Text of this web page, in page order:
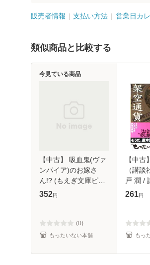
販売者情報 支払い方法 営業日カ
類似商品と比較する
【中古】 吸血鬼(ヴァ
ンパイア)のお嫁さ
ん!? (もえぎ文庫ピュ
アリー) / 加納邑 / 学
352円
(0)
もったいない本舗
今見ている商品
【中
（講
戸 潤 /
【メー
261円
もっ